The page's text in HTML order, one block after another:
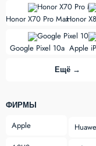
Honor X70 Pro Max
vs
Honor
Google Pixel 10a
vs
Apple
Ещё →
ФИРМЫ
Apple